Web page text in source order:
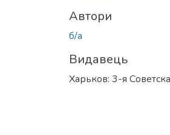
Автори
б/а
Видавець
Харьков: 3-я